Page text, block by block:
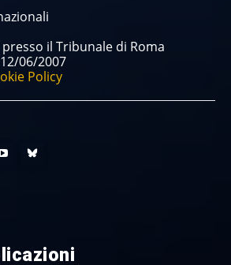
il Tribunale di Roma
06/2007
Policy